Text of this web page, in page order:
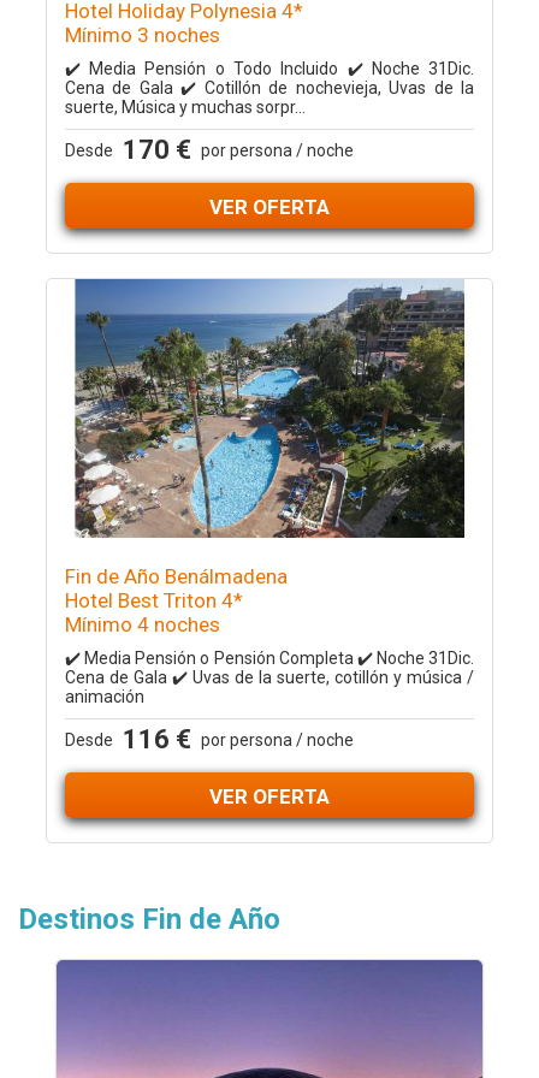
Hotel Holiday Polynesia 4*
Mínimo 3 noches
✔️ Media Pensión o Todo Incluido ✔️ Noche 31Dic.
Cena de Gala ✔️ Cotillón de nochevieja, Uvas de la
suerte, Música y muchas sorpr...
Desde 170 € por persona / noche
VER OFERTA
Fin de Año Benálmadena
Hotel Best Triton 4*
Mínimo 4 noches
✔️ Media Pensión o Pensión Completa ✔️ Noche 31Dic.
Cena de Gala ✔️ Uvas de la suerte, cotillón y música /
animación
Desde 116 € por persona / noche
VER OFERTA
Destinos Fin de Año